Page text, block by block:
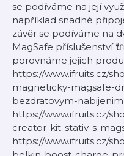
se podíváme na její
například snadné
závěr se podíváme na
MagSafe příslušenství
porovnáme jejich
https://www.ifruits.cz/
magneticky-magsafe-
bezdratovym-nabijenim
https://www.ifruits.cz/
creator-kit-stativ-s-
https://www.ifruits.cz/